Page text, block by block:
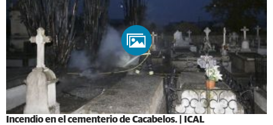
Incendio en el cementerio de Cacabelos. | ICAL